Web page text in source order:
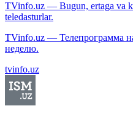
TVinfo.uz — Bugun, ertaga va
teledasturlar.
TVinfo.uz — Телепрограмма
неделю.
tvinfo.uz